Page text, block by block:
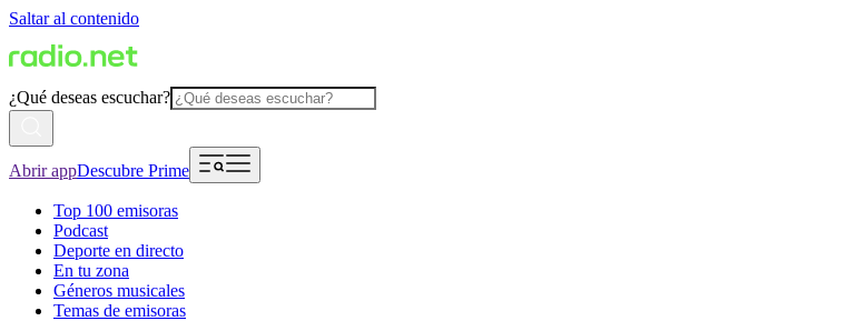
Saltar al contenido
¿Qué deseas escuchar?
Abrir appDescubre Prime
Top 100 emisoras
Podcast
Deporte en directo
En tu zona
Géneros musicales
Temas de emisoras